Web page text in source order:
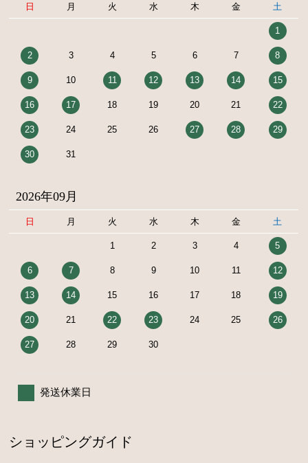
日 月 火 水 木 金 土
1
2 3 4 5 6 7 8
9 10 11 12 13 14 15
16 17 18 19 20 21 22
23 24 25 26 27 28 29
30 31
2026年09月
日 月 火 水 木 金 土
1 2 3 4 5
6 7 8 9 10 11 12
13 14 15 16 17 18 19
20 21 22 23 24 25 26
27 28 29 30
発送休業日
ショッピングガイド